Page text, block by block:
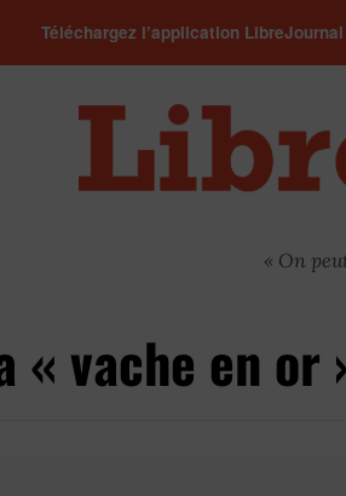
Téléchargez l’application
« On
« vache en or